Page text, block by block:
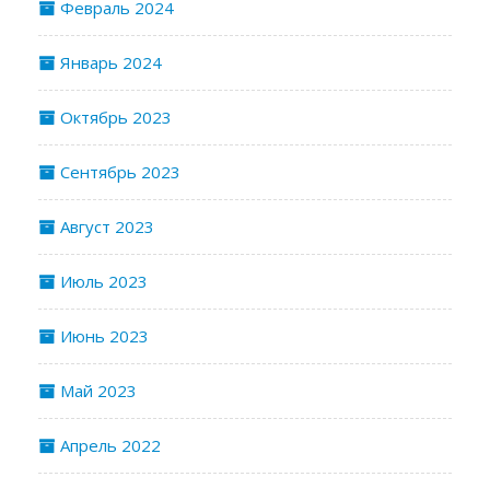
Февраль 2024
Январь 2024
Октябрь 2023
Сентябрь 2023
Август 2023
Июль 2023
Июнь 2023
Май 2023
Апрель 2022